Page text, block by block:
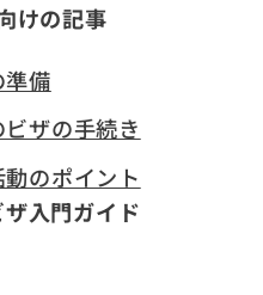
けの記事
備
ザの手続き
のポイント
ザ入門ガイド